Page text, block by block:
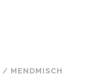
/ MENDMISCH